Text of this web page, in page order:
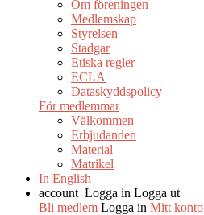
Om föreningen
Medlemskap
Styrelsen
Stadgar
Etiska regler
ECLA
Dataskyddspolicy
För medlemmar
Välkommen
Erbjudanden
Material
Matrikel
In English
account Logga in Logga ut
Bli medlem Logga in Mitt konto